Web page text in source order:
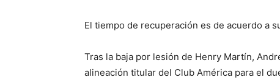
El tiempo de recuperación es de acuerdo a
Tras la baja por lesión de Henry Martín,
alineación titular del Club América para el